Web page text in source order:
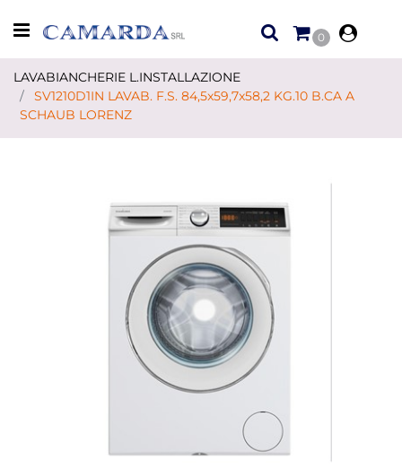
Open menu
0
LAVABIANCHERIE L.INSTALLAZIONE
SV1210D1IN LAVAB. F.S. 84,5x59,7x58,2 KG.10 B.CA A
SCHAUB LORENZ